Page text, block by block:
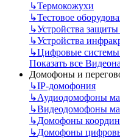
↳Термокожухи
↳Тестовое
↳Устройства
↳Устройства
↳Цифровые системы
Показать все
Домофоны и
↳IP-домофония
↳Аудиодомофоны
↳Видеодомофоны
↳Домофоны
↳Домофоны